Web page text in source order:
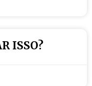
ISSO?